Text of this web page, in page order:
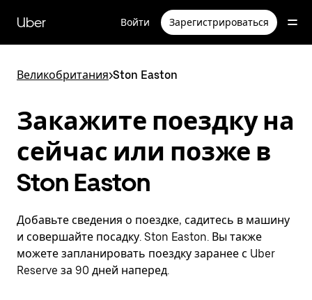
перейти
к
содержимому
Uber Войти Зарегистрироваться
Великобритания>Ston Easton
Закажите поездку на
сейчас или позже в
Ston Easton
Добавьте сведения о поездке, садитесь в машину
и совершайте посадку. Ston Easton. Вы также
можете запланировать поездку заранее с Uber
Reserve за 90 дней наперед.